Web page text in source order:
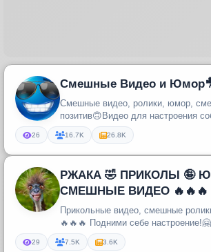
Смешные Видео и
Смешные видео, ролики, юмор,
позитив🙃Видео для настроения
уголков интернета🌎 Подборки ярк...
26 16.7K 26.8K
РЖАКА 🤣 ПРИКОЛЫ 🤪
СМЕШНЫЕ ВИДЕО 🔥🔥🔥
Прикольные видео, смешные
🔥🔥🔥 Подними себе настроение!🤗
29 7.5K 3.6K